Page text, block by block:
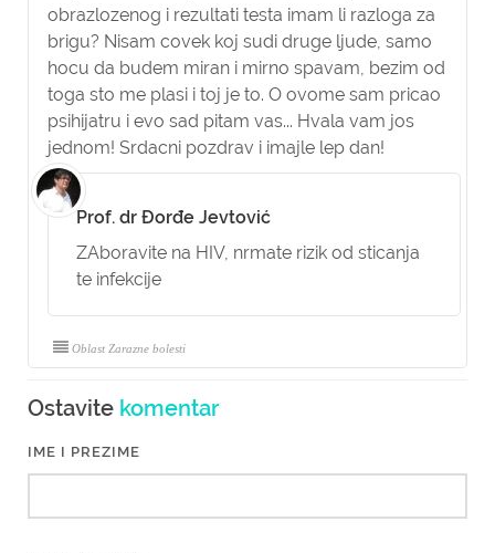
obrazlozenog i rezultati testa imam li razloga za
brigu? Nisam covek koj sudi druge ljude, samo
hocu da budem miran i mirno spavam, bezim od
toga sto me plasi i toj je to. O ovome sam pricao
psihijatru i evo sad pitam vas... Hvala vam jos
jednom! Srdacni pozdrav i imajle lep dan!
Prof. dr Đorđe Jevtović
ZAboravite na HIV, nrmate rizik od sticanja
te infekcije
Oblast Zarazne bolesti
Ostavite komentar
IME I PREZIME